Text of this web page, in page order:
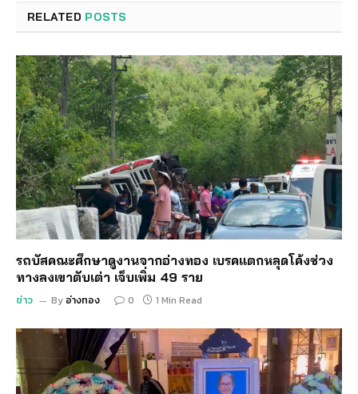
RELATED POSTS
รถบัสคณะศึกษาดูงานจากอ่างทอง เบรคแตกหลุดโค้งช่วง
ทางลงเขาตับเต่า เจ็บเพิ่ม 49 ราย
ข่าว By อ่างทอง 0 1 Min Read